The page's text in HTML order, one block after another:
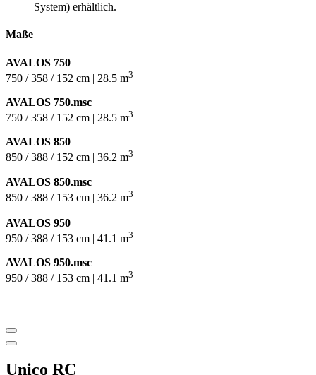
System) erhältlich.
Maße
AVALOS 750
750 / 358 / 152 cm | 28.5 m3
AVALOS 750.msc
750 / 358 / 152 cm | 28.5 m3
AVALOS 850
850 / 388 / 152 cm | 36.2 m3
AVALOS 850.msc
850 / 388 / 153 cm | 36.2 m3
AVALOS 950
950 / 388 / 153 cm | 41.1 m3
AVALOS 950.msc
950 / 388 / 153 cm | 41.1 m3
Unico RC